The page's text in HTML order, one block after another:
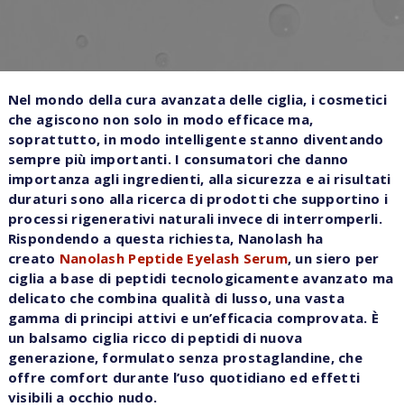
Nel mondo della cura avanzata delle ciglia, i cosmetici
che agiscono non solo in modo efficace ma,
soprattutto, in modo intelligente stanno diventando
sempre più importanti. I consumatori che danno
importanza agli ingredienti, alla sicurezza e ai risultati
duraturi sono alla ricerca di prodotti che supportino i
processi rigenerativi naturali invece di interromperli.
Rispondendo a questa richiesta, Nanolash ha
creato Nanolash Peptide Eyelash Serum, un siero per
ciglia a base di peptidi tecnologicamente avanzato ma
delicato che combina qualità di lusso, una vasta
gamma di principi attivi e un’efficacia comprovata. È
un balsamo ciglia ricco di peptidi di nuova
generazione, formulato senza prostaglandine, che
offre comfort durante l’uso quotidiano ed effetti
visibili a occhio nudo.